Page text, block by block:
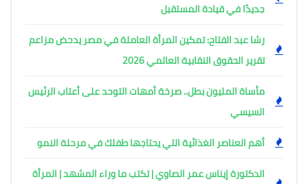
جديدًا في قيادة المستقبل
رشا عبد الفتاح: تمكين المرأة العاملة في مصر يدحض مزاعم
تقرير الحقوق النقابية العالمي 2026
مأساة المليون بطل.. صرخة أمهات التوحد على أعتاب الرئيس
السيسي
أهم العناصر الغذائية التي يحتاجها طفلك في مرحلة النمو
الدكتورة إيناس عمر الصاوي | تكتب ما وراء المشهد | المرأة